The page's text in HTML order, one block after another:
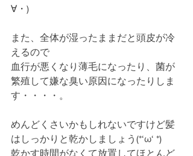
∀・)
また、全体が湿ったままだと頭皮が冷
えるので
血行が悪くなり薄毛になったり、菌が
繁殖して嫌な臭い原因になったりしま
す・・・・。
めんどくさいかもしれないですけど髪
はしっかりと乾かしましょう(*‘ω‘ *)
乾かす時間がなくて放置してほとんど